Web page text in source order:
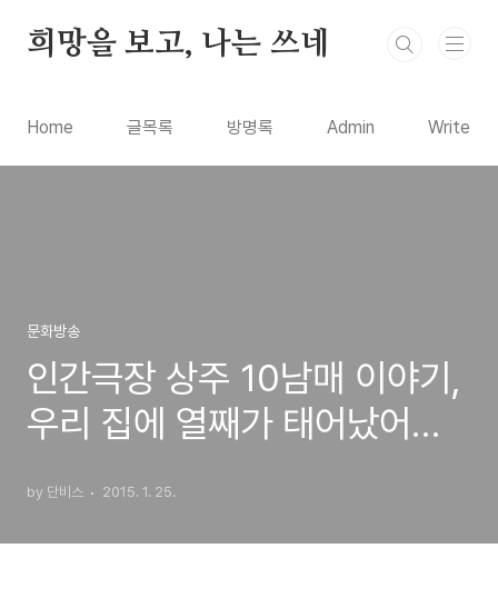
희망을 보고, 나는 쓰네
Home 글목록 방명록 Admin Write
문화방송
인간극장 상주 10남매 이야기,
우리 집에 열째가 태어났어요
by 단비스 2015. 1. 25.